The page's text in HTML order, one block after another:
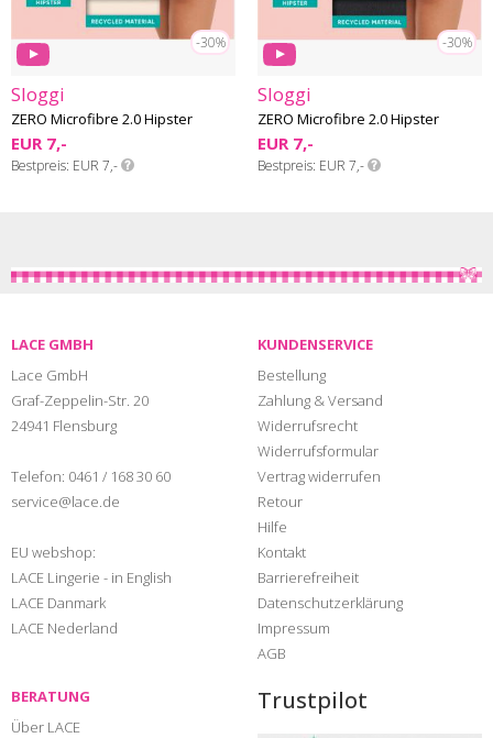
-30%
Sloggi
ZERO Microfibre 2.0 Hipster
EUR 7,-
Bestpreis EUR 7,-
-30%
Sloggi
ZERO Microfibre 2.0 Hipster
EUR 7,-
Bestpreis EUR 7,-
LACE GMBH
Lace GmbH
Graf-Zeppelin-Str. 20
24941 Flensburg
Telefon: 0461 / 168 30 60
service@lace.de
EU webshop:
LACE Lingerie - in English
LACE Danmark
LACE Nederland
KUNDENSERVICE
Bestellung
Zahlung & Versand
Widerrufsrecht
Widerrufsformular
Vertrag widerrufen
Retour
Hilfe
Kontakt
Barrierefreiheit
Datenschutzerklärung
Impressum
AGB
BERATUNG
Über LACE
Trustpilot